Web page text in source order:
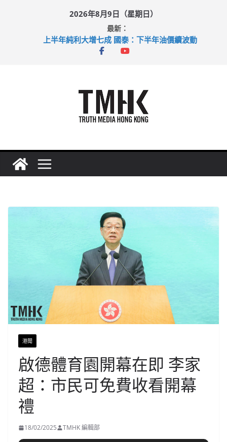
2026年8月9日（星期日）
最新：
上半年純利大增七成 國泰：下半年油價續波動
拜仁熱身賽挫維拉 啟德主場館奪錦標
港聞
啟德體育園開幕在即 李家
超：市民可免費收看開幕
禮
18/02/2025 TMHK 編輯部